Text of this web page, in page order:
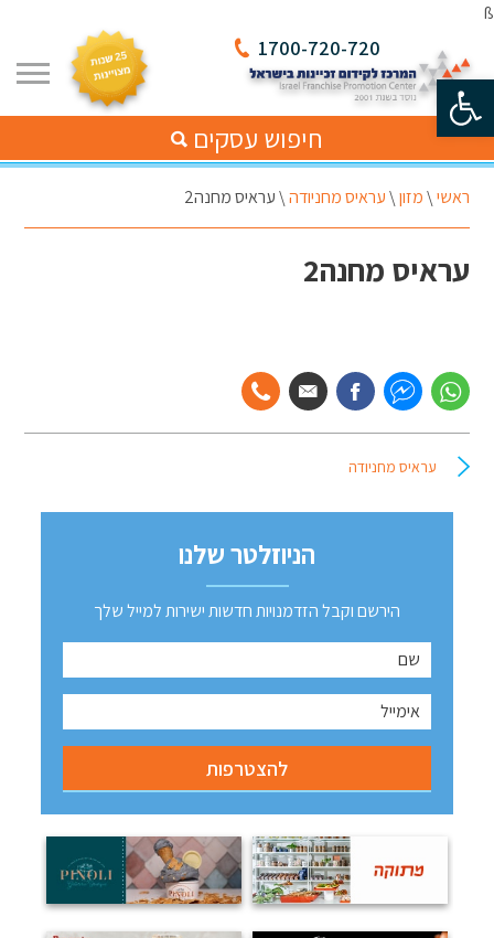
פתח סרגל נגישות
ß
1700-720-720
חיפוש עסקים
ראשי\מזון\עראיס מחניודה\עראיס מחנה2
עראיס מחנה2
עראיס מחניודה
הניוזלטר שלנו
הירשם וקבל הזדמנויות חדשות ישירות למייל שלך